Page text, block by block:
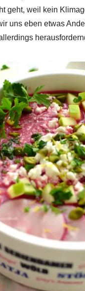
geht, weil kein
uns eben etwas